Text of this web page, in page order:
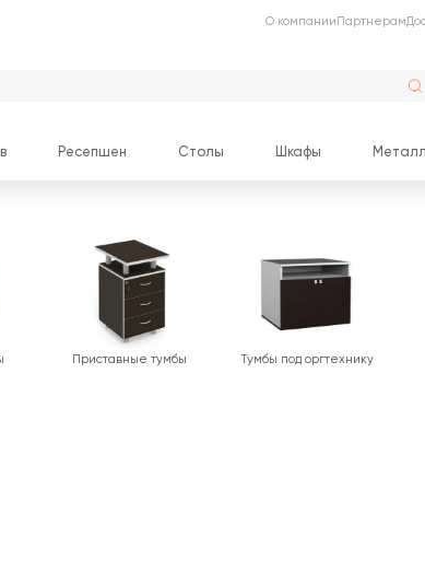
О компании Партнерам
Ресепшен Столы Шкафы
Приставные тумбы Тумбы под оргтехнику